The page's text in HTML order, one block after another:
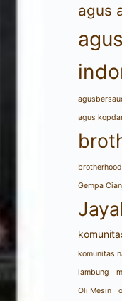
agus
agus
Gempa
komunitas
lambung
Oli Mesin